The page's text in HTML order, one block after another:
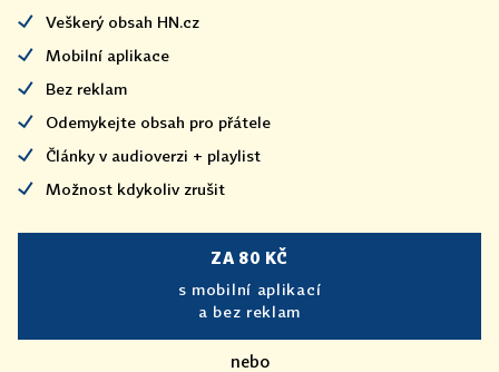
Veškerý obsah HN.cz
Mobilní aplikace
Bez reklam
Odemykejte obsah pro přátele
Články v audioverzi + playlist
Možnost kdykoliv zrušit
ZA 80 KČ
s mobilní aplikací
a bez reklam
nebo